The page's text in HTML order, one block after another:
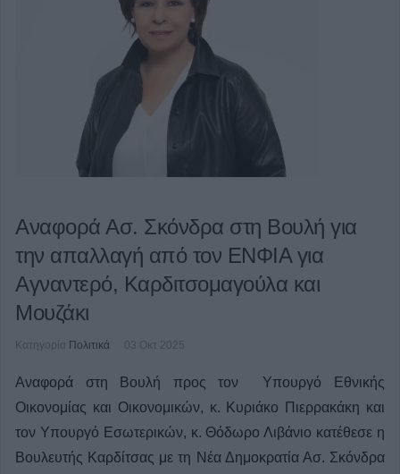
Αναφορά Ασ. Σκόνδρα στη Βουλή για
την απαλλαγή από τον ΕΝΦΙΑ για
Αγναντερό, Καρδιτσομαγούλα και
Μουζάκι
Κατηγορία Πολιτικά 03 Οκτ 2025
Αναφορά στη Βουλή προς τον Υπουργό Εθνικής
Οικονομίας και Οικονομικών, κ. Κυριάκο Πιερρακάκη και
τον Υπουργό Εσωτερικών, κ. Θόδωρο Λιβάνιο κατέθεσε η
Βουλευτής Καρδίτσας με τη Νέα Δημοκρατία Ασ. Σκόνδρα